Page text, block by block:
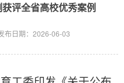
评全省高校优秀案例
布日期：2026-06-03